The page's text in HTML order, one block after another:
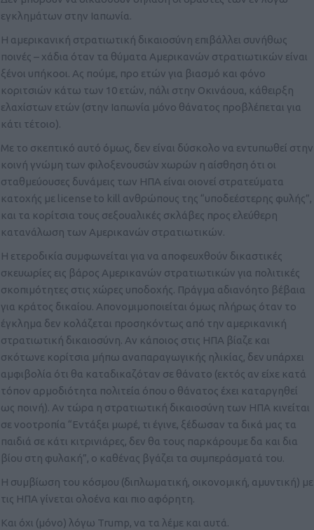
εγκλημάτων στην Ιαπωνία.
Η αμερικανική στρατιωτική δικαιοσύνη επιβάλλει συνήθως
ποινές – χάδια όταν τα θύματα Αμερικανών στρατιωτικών είναι
ξένοι υπήκοοι. Ας πούμε, προ ετών για βιασμό και φόνο
κοριτσιών κάτω των 10 ετών, πάλι στην Οκινάουα, κάθειρξη
ελαχίστων ετών (στην Ιαπωνία μόνο θάνατος προβλέπεται για
κάτι τέτοιο).
Με το σκεπτικό αυτό όμως, δεν είναι δύσκολο να εντυπωθεί στην
κοινή γνώμη των φιλοξενουσών χωρών η αίσθηση ότι οι
σταθμεύουσες δυνάμεις των ΗΠΑ είναι οιονεί στρατεύματα
κατοχής με license to kill ανθρώπους της “υποδεέστερης φυλής”,
και τα κορίτσια τους σεξουαλικές σκλάβες προς ελεύθερη
κατανάλωση των Αμερικανών στρατιωτικών.
Η ετεροδικία συμφωνείται για να αποφευχθούν δικαστικές
σκευωρίες εις βάρος Αμερικανών στρατιωτικών για πολιτικές
σκοπιμότητες στις χώρες υποδοχής. Πράγμα αδιανόητο βέβαια
για κράτος δικαίου. Απονομιμοποιείται όμως πλήρως όταν το
έγκλημα δεν κολάζεται προσηκόντως από την αμερικανική
στρατιωτική δικαιοσύνη. Αν κάποιος στις ΗΠΑ βίαζε και
σκότωνε κορίτσια μήπω αναπαραγωγικής ηλικίας, δεν υπάρχει
αμφιβολία ότι θα καταδικαζόταν σε θάνατο (εκτός αν είχε κατά
τόπον αρμοδιότητα πολιτεία όπου ο θάνατος έχει καταργηθεί
ως ποινή). Αν τώρα η στρατιωτική δικαιοσύνη των ΗΠΑ κινείται
σε νοοτροπία “Εντάξει μωρέ, τι έγινε, ξέδωσαν τα δικά μας τα
παιδιά σε κάτι κιτρινιάρες, δεν θα τους παρκάρουμε δα και δια
βίου στη φυλακή”, ο καθένας βγάζει τα συμπεράσματά του.
Η συμβίωση του κόσμου (διπλωματική, οικονομική, αμυντική) με
τις ΗΠΑ γίνεται ολοένα και πιο αφόρητη.
Και όχι (μόνο) λόγω Trump, να τα λέμε και αυτά.